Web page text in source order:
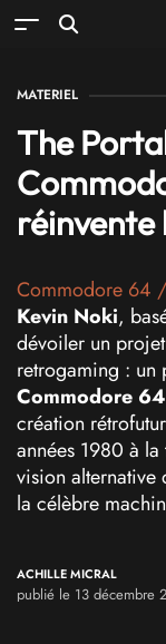
MATERIEL
The
Commodore 64 /
Kevin Noki,
dévoiler un
retrogaming : un
Commodore 64
création
années 1980 à
vision alternative
la célèbre
ACHILLE MICRAL
publié le 13 décembre